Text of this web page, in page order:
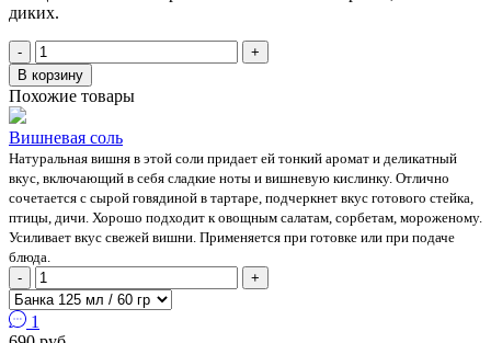
диких.
-
+
В корзину
Похожие товары
Вишневая соль
Натуральная вишня в этой соли придает ей тонкий аромат и деликатный
вкус, включающий в себя сладкие ноты и вишневую кислинку. Отлично
сочетается с сырой говядиной в тартаре, подчеркнет вкус готового стейка,
птицы, дичи. Хорошо подходит к овощным салатам, сорбетам, мороженому.
Усиливает вкус свежей вишни. Применяется при готовке или при подаче
блюда.
-
+
1